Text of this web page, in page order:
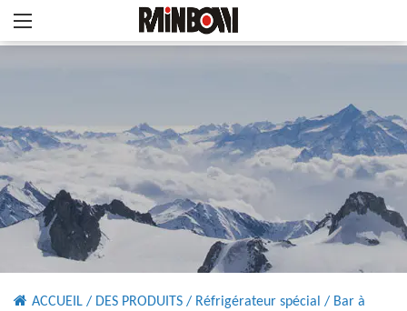
ACCUEIL / DES PRODUITS / Réfrigérateur spécial / Bar à